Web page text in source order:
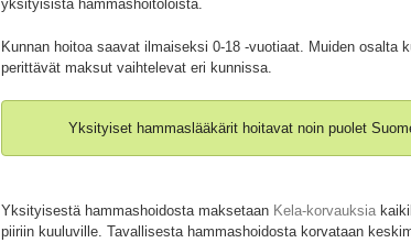
yksityisistä hammashoitoloista.
Kunnan hoitoa saavat ilmaiseksi 0-18 -vuotiaat. Muiden osalta
perittävät maksut vaihtelevat eri kunnissa.
Yksityiset hammaslääkärit hoitavat noin puolet
Yksityisestä hammashoidosta maksetaan Kela-korvauksia
piiriin kuuluville. Tavallisesta hammashoidosta korvataan